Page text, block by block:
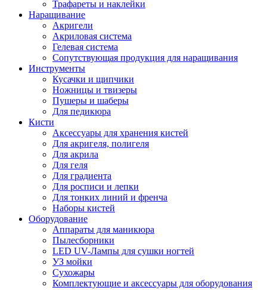
Трафареты и наклейки
Наращивание
Акригели
Акриловая система
Гелевая система
Сопутствующая продукция для наращивания
Инструменты
Кусачки и щипчики
Ножницы и твизеры
Пушеры и шаберы
Для педикюра
Кисти
Аксессуары для хранения кистей
Для акригеля, полигеля
Для акрила
Для геля
Для градиента
Для росписи и лепки
Для тонких линий и френча
Наборы кистей
Оборудование
Аппараты для маникюра
Пылесборники
LED UV-Лампы для сушки ногтей
УЗ мойки
Сухожары
Комплектующие и аксессуары для оборудования